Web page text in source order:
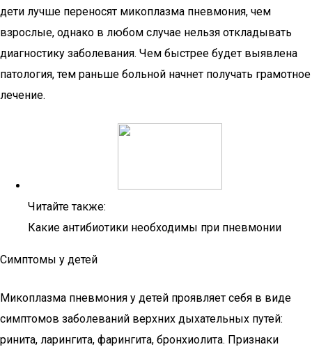
дети лучше переносят микоплазма пневмония, чем
взрослые, однако в любом случае нельзя откладывать
диагностику заболевания. Чем быстрее будет выявлена
патология, тем раньше больной начнет получать грамотное
лечение.
Читайте также:
Какие антибиотики необходимы при пневмонии
Симптомы у детей
Микоплазма пневмония у детей проявляет себя в виде
симптомов заболеваний верхних дыхательных путей:
ринита, ларингита, фарингита, бронхиолита. Признаки